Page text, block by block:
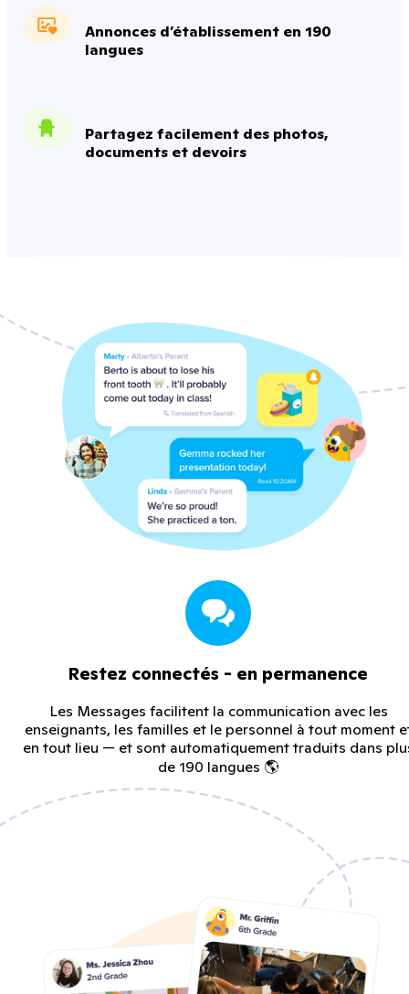
Annonces d’établissement en 190
langues
Partagez facilement des photos,
documents et devoirs
Restez connectés - en permanence
Les Messages facilitent la communication avec les
enseignants, les familles et le personnel à tout moment
en tout lieu — et sont automatiquement traduits dans
de 190 langues 🌎